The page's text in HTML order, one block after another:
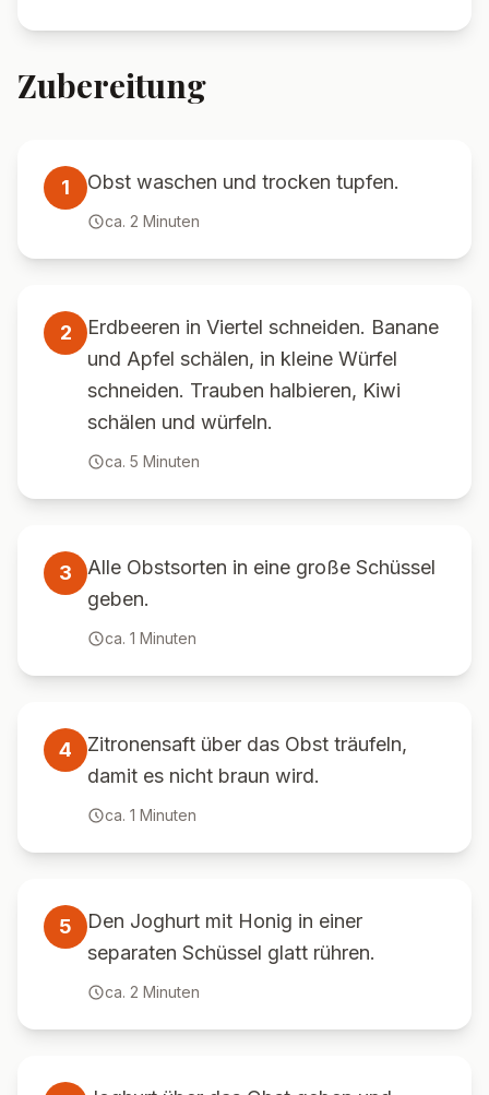
Zubereitung
1 Obst waschen und trocken tupfen.
ca. 2 Minuten
2
Erdbeeren in Viertel schneiden. Banane
und Apfel schälen, in kleine Würfel
schneiden. Trauben halbieren, Kiwi
schälen und würfeln.
ca. 5 Minuten
3
Alle Obstsorten in eine große Schüssel
geben.
ca. 1 Minuten
4
Zitronensaft über das Obst träufeln,
damit es nicht braun wird.
ca. 1 Minuten
5
Den Joghurt mit Honig in einer
separaten Schüssel glatt rühren.
ca. 2 Minuten